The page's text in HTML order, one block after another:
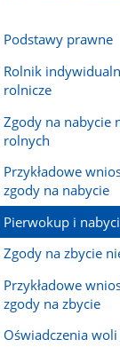
Podstawy prawne
Rolnik
rolnicze
Zgody na nabycie
rolnych
Przykładowe
zgody na nabycie
Pierwokup i
Zgody na zbycie
Przykładowe
zgody na zbycie
Oświadczenia woli